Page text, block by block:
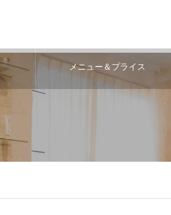
メニュー＆プライス